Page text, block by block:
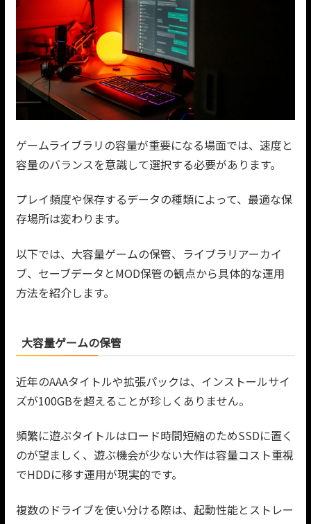
ゲームライブラリの容量が重要になる場面では、速度と
容量のバランスを意識して選択する必要があります。
プレイ頻度や保存するデータの種類によって、最適な保
存場所は変わります。
以下では、大容量ゲームの保管、ライブラリアーカイ
ブ、セーブデータとMOD保管の観点から具体的な運用
方法を紹介します。
大容量ゲームの保管
近年のAAAタイトルや拡張パックは、インストールサイ
ズが100GBを超えることが珍しくありません。
頻繁に遊ぶタイトルはロード時間短縮のためSSDに置く
のが望ましく、遊ぶ機会が少ない大作は容量コスト重視
でHDDに移す運用が現実的です。
複数のドライブを使い分ける際は、起動性能とストレー